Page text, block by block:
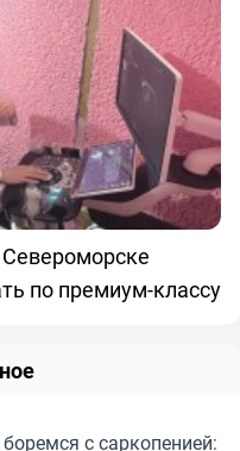
по премиум-классу
с саркопенией: